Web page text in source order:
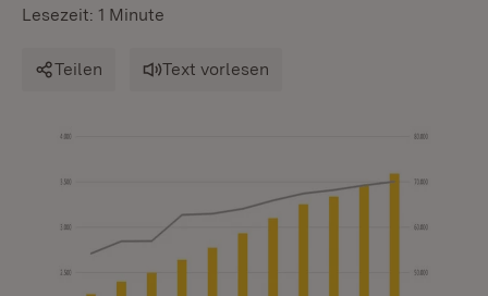
Lesezeit: 1 Minute
Teilen Text vorlesen